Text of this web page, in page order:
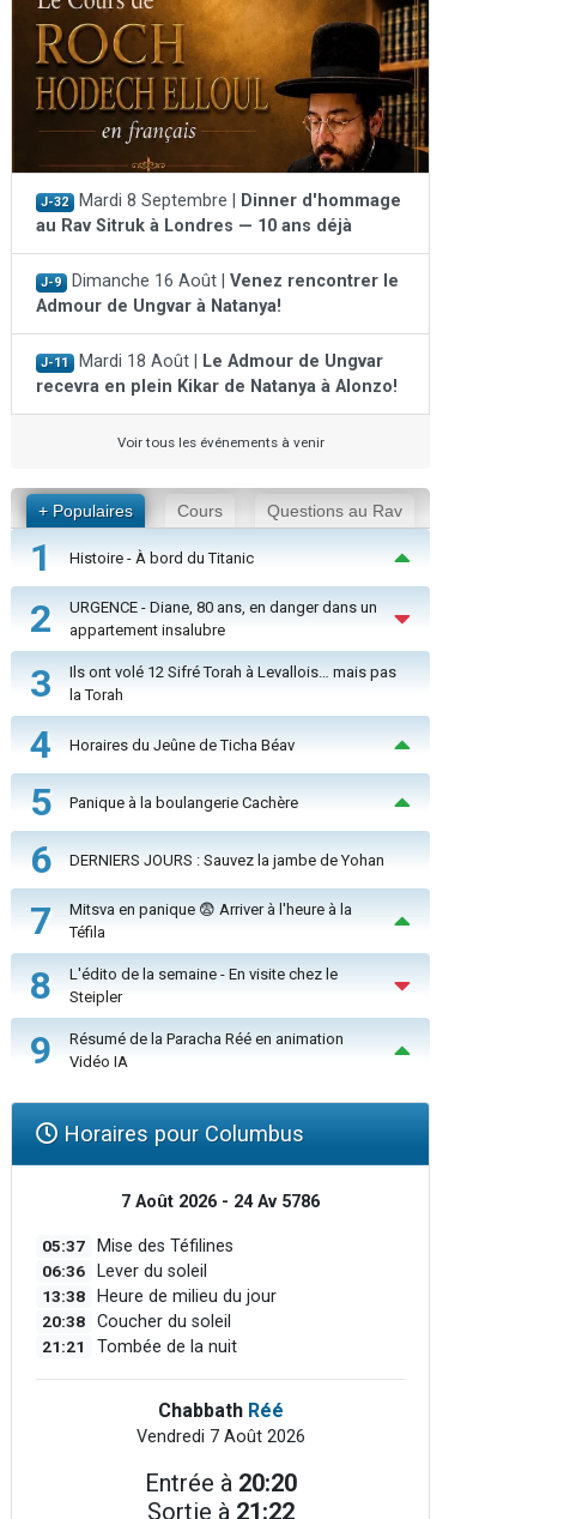
J-32 Mardi 8 Septembre |
Dinner d'hommage
au Rav Sitruk à Londres — 10 ans déjà
J-9 Dimanche 16 Août | Venez rencontrer le
Admour de Ungvar à Natanya!
J-11 Mardi 18 Août |
Le Admour de Ungvar
recevra en plein Kikar de Natanya à Alonzo!
Voir tous les événements à venir
+ Populaires Cours Questions au Rav
1 Histoire - À bord du Titanic
2
URGENCE - Diane, 80 ans, en danger dans un
appartement insalubre
3
Ils ont volé 12 Sifré Torah à Levallois… mais pas
la Torah
4 Horaires du Jeûne de Ticha Béav
5 Panique à la boulangerie Cachère
6 DERNIERS JOURS : Sauvez la jambe de Yohan
7
Mitsva en panique 😨 Arriver à l'heure à la
Téfila
8
L'édito de la semaine - En visite chez le
Steipler
9
Résumé de la Paracha Réé en animation
Vidéo IA
Horaires pour Columbus
7 Août 2026 - 24 Av 5786
05:37 Mise des Téfilines
06:36 Lever du soleil
13:38 Heure de milieu du jour
20:38 Coucher du soleil
21:21 Tombée de la nuit
Chabbath Réé
Vendredi 7 Août 2026
Entrée à 20:20
Sortie à 21:22